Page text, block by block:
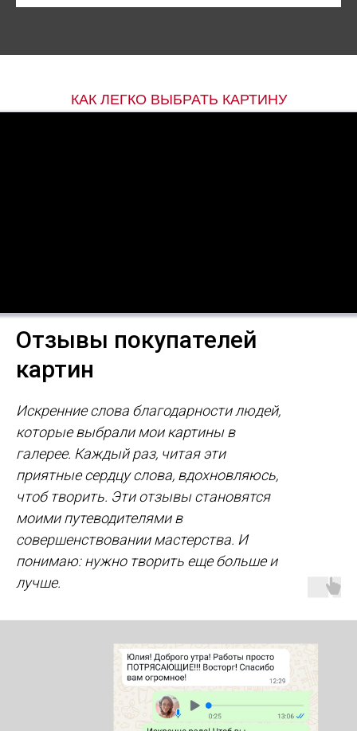
КАК ЛЕГКО ВЫБРАТЬ КАРТИНУ
Отзывы покупателей
картин
Искренние слова благодарности людей,
которые выбрали мои картины в
галерее. Каждый раз, читая эти
приятные сердцу слова, вдохновляюсь,
чтоб творить. Эти отзывы становятся
моими путеводителями в
совершенствовании мастерства. И
понимаю: нужно творить еще больше и
лучше.